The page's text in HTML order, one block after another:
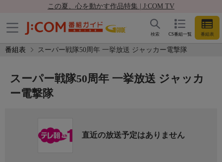
この夏、心を動かす作品特集 | J:COM TV
CS番組一覧 番組表
検索
番組表 スーパー戦隊50周年 一挙放送 ジャッカー電撃隊
スーパー戦隊50周年 一挙放送 ジャッカ
ー電撃隊
直近の放送予定はありません